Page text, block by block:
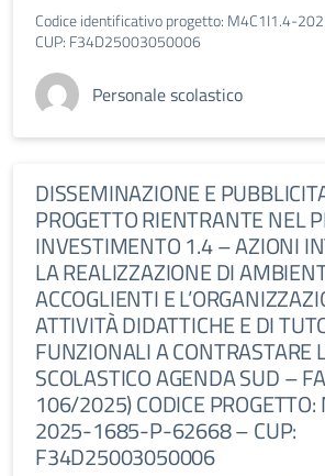
Codice identificativo progetto: M4C1I1.4-
CUP: F34D25003050006
Personale scolastico
DISSEMINAZIONE E
PROGETTO RIENTRANTE NEL
INVESTIMENTO 1.4 – AZIONI
LA REALIZZAZIONE DI
ACCOGLIENTI E
ATTIVITÀ DIDATTICHE E DI
FUNZIONALI A CONTRASTARE
SCOLASTICO AGENDA SUD –
106/2025) CODICE
2025-1685-P-62668 – CUP:
F34D25003050006